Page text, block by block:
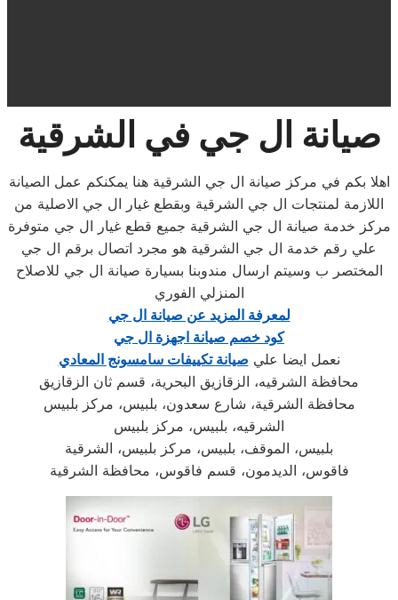
صيانة ال جي في الشرقية
اهلا بكم في مركز صيانة ال جي الشرقية هنا يمكنكم عمل الصيانة
اللازمة لمنتجات ال جي الشرقية وبقطع غيار ال جي الاصلية من
مركز خدمة صيانة ال جي الشرقية جميع قطع غيار ال جي متوفرة
علي رقم خدمة ال جي الشرقية هو مجرد اتصال برقم ال جي
المختصر ب وسيتم ارسال مندوبنا بسيارة صيانة ال جي للاصلاح
المنزلي الفوري
لمعرفة المزيد عن صيانة ال جي
كود خصم صيانة اجهزة ال جي
نعمل ايضا علي صيانة تكييفات سامسونج المعادي
محافظة الشرقيه، الزقازيق البحرية، قسم ثان الزقازيق
محافظة الشرقية، شارع سعدون، بلبيس، مركز بلبيس
الشرقيه، بلبيس، مركز بلبيس
بلبيس، الموقف، بلبيس، مركز بلبيس، الشرقية
فاقوس، الديدمون، قسم فاقوس، محافظة الشرقية